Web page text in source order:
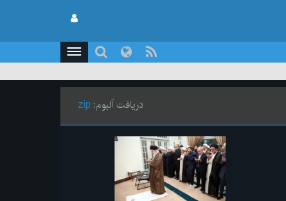
دریافت آلبوم: zip